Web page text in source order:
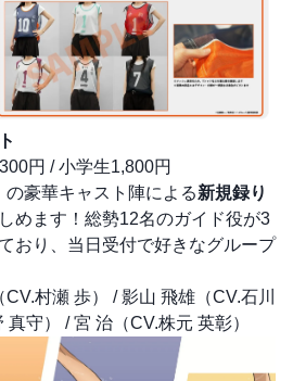
円 / 小学生1,800円
豪華キャスト陣による新規録り
めます！総勢12名のガイド役が3
おり、当日受付で好きなグループ
村瀬 歩） / 影山 飛雄（CV.石川
守） / 宮 治（CV.株元 英彰）